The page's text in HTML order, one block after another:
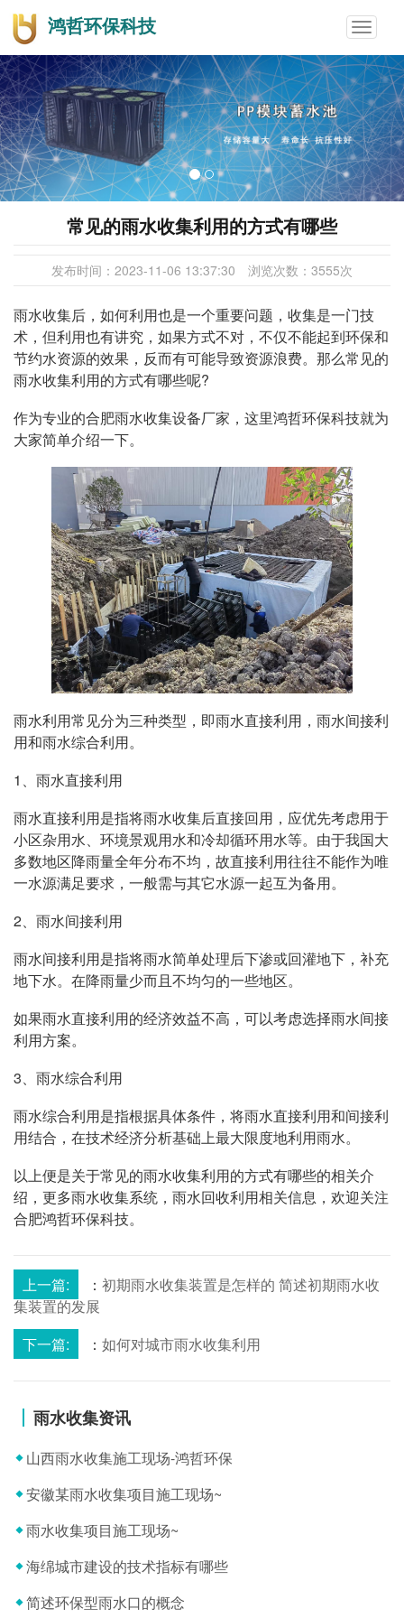
鸿哲环保科技
Toggle
常见的雨水收集利用的方式有哪些
发布时间： 2023-11-06 13:37:30 浏览次数： 3555次
雨水收集后，如何利用也是一个重要问题，收集是一门技
术，但利用也有讲究，如果方式不对，不仅不能起到环保和
节约水资源的效果，反而有可能导致资源浪费。那么常见的
雨水收集利用的方式有哪些呢?
作为专业的合肥雨水收集设备厂家，这里鸿哲环保科技就为
大家简单介绍一下。
雨水利用常见分为三种类型，即雨水直接利用，雨水间接利
用和雨水综合利用。
1、雨水直接利用
雨水直接利用是指将雨水收集后直接回用，应优先考虑用于
小区杂用水、环境景观用水和冷却循环用水等。由于我国大
多数地区降雨量全年分布不均，故直接利用往往不能作为唯
一水源满足要求，一般需与其它水源一起互为备用。
2、雨水间接利用
雨水间接利用是指将雨水简单处理后下渗或回灌地下，补充
地下水。在降雨量少而且不均匀的一些地区。
如果雨水直接利用的经济效益不高，可以考虑选择雨水间接
利用方案。
3、雨水综合利用
雨水综合利用是指根据具体条件，将雨水直接利用和间接利
用结合，在技术经济分析基础上最大限度地利用雨水。
以上便是关于常见的雨水收集利用的方式有哪些的相关介
绍，更多雨水收集系统，雨水回收利用相关信息，欢迎关注
合肥鸿哲环保科技。
上一篇: ： 初期雨水收集装置是怎样的 简述初期雨水收
集装置的发展
下一篇:
： 如何对城市雨水收集利用
雨水收集资讯
山西雨水收集施工现场-鸿哲环保
安徽某雨水收集项目施工现场~
雨水收集项目施工现场~
海绵城市建设的技术指标有哪些
简述环保型雨水口的概念